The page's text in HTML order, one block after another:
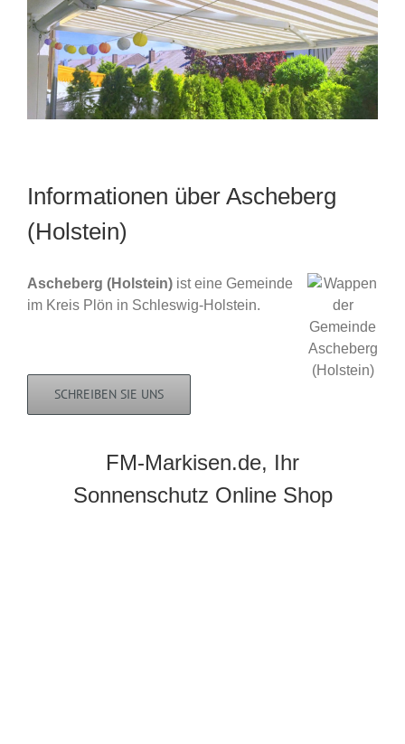
Informationen über Ascheberg
(Holstein)
Ascheberg (Holstein) ist eine Gemeinde
im Kreis Plön in Schleswig-Holstein.
SCHREIBEN SIE UNS
FM-Markisen.de, Ihr
Sonnenschutz Online Shop